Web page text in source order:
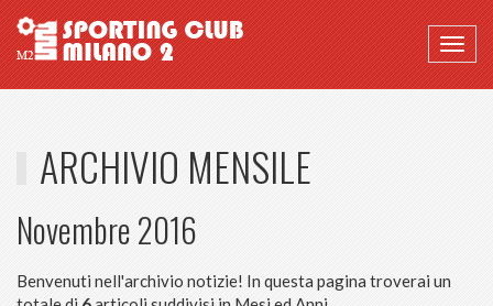
ARCHIVIO MENSILE
Novembre 2016
Benvenuti nell'archivio notizie! In questa pagina troverai un